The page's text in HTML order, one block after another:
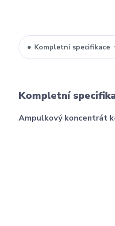
Kompletní specifikace
Kompletní
Ampulkový koncentrát